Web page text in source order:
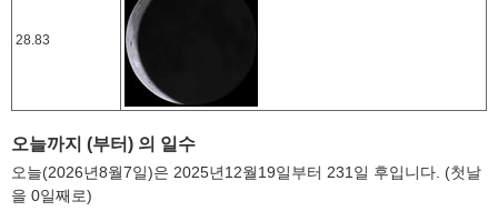
28.83
오늘까지 (부터) 의 일수
오늘(2026년8월7일)은 2025년12월19일부터 231일 후입니다. (첫날
을 0일째로)